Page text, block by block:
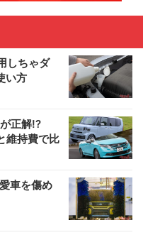
しちゃダ
い方
が正解!?
維持費で比
車を傷め